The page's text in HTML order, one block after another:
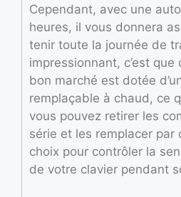
Cependant, avec une
heures, il vous donnera
tenir toute la journée de
impressionnant, c’est
bon marché est dotée
remplaçable à chaud, ce
vous pouvez retirer les
série et les remplacer par
choix pour contrôler la
de votre clavier pendant